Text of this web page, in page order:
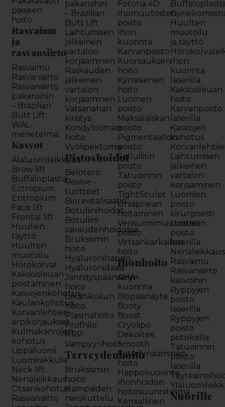
paiseen
hoito
Rasvaimu
ja
rasvansiirto
Rasvaimu
Rasvansiirto
Rasvansiirto
pakaroihin
– Brazilian
Butt Lift
WAL-
menetelmä
Kasvot
Alaluomileikkaus
Brow lift
Buffaloplastia
Ectropium
Entropium
Face lift
Frontal lift
Huulien
täyttö
Huulten
muotoilu
Hörökorvat
Kaksoisleuan
poistaminen
Kasvojenkohotus
Kaulankohotus
Korvanlehtien
arpikorjaukset
Kulmakarvojen
kohotus
Lippaluomi
Luomirakkula
Neck lift
Nenäleikkaus
Otsankohotus
Rasvansiirto
pakaroihin
– Brazilian
Butt Lift
Laihtumisen
jälkeinen
vartalon
korjaaminen
Raskauden
jälkeinen
vartalon
korjaaminen
Vatsanahan
kiristys
Kondylooman
hoito
Vyölipektomia
Pistoshoidot
Belotero
Revive -
tuotteet
Biorevitalisaatio
Botuliinihoidot
Botuliini
sairaudenhoidossa
Bruksismin
hoito
Hyaluronihappo
Hyaluronidaasi
Jännityspäänsäryn
hoito
Liikahikoilun
hoito
Plasmahoito
Profhilo
PRP
Vampyyrihoito
Terveydenhoito
Bruksismin
hoito
Hampaiden
narskuttelu
Fotona 4D
Ihomuutosten
poisto
Ihon
kuorinta
Karvanpoisto
Kuorsauksen
hoito
Kynsisienen
hoito
Luomen
poisto
Maksaläiskän
poisto
Pigmentaation
poisto
Selluliitin
poisto
Tatuoinnin
poisto
TightSculpt
Uniapnean
hoitaminen
Verisuonimuutosten
poisto
Virtsankarkailun
hoito
Ihonhoito
AHA-
kuorinta
Biopsianäyte
Booty
Boost
Cryolipo
Dekoltee
Smooth
Fotodynaaminen
hoito
Happokuorinta
Ihonhoidon
hoitosuunnitelma
Kemiallinen
Huulten
muotoilu
ja täyttö
Ihon
kuorinta
laserilla
Kaksoisleuan
hoito
Karvanpoisto
laserilla
Kasvojen
kohotus
Laihtumisen
jälkeinen
vartalon
korjaaminen
Luomien
poisto
kirurgisesti
Luomien
poisto
laserilla
Nenäleikkaus
Rasvaimu
Rasvansiirto
kasvoihin
Ryppyjen
poisto
laserilla
Ryppyjen
poisto
pistoksilla
Tatuoinnin
poisto
laserilla
Nuorille